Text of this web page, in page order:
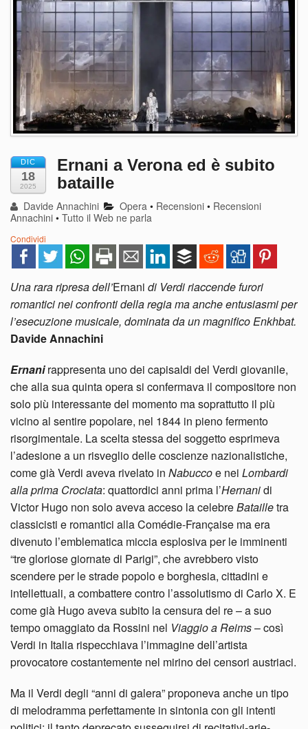
DIC
18
2025
Ernani a Verona ed è subito
bataille
Davide Annachini Opera • Recensioni • Recensioni
Annachini • Tutto il Web ne parla
Condividi
Una rara ripresa dell’Ernani di Verdi riaccende furori
romantici nei confronti della regia ma anche entusiasmi per
l’esecuzione musicale, dominata da un magnifico Enkhbat.
Davide Annachini
Ernanirappresenta uno dei capisaldi del Verdi giovanile,
che alla sua quinta opera si confermava il compositore non
solo più interessante del momento ma soprattutto il più
vicino al sentire popolare, nel 1844 in pieno fermento
risorgimentale. La scelta stessa del soggetto esprimeva
l’adesione a un risveglio delle coscienze nazionalistiche,
come già Verdi aveva rivelato in Nabuccoe nei Lombardi
alla prima Crociata: quattordici anni prima l’Hernanidi
Victor Hugo non solo aveva acceso la celebreBatailletra
classicisti e romantici alla Comédie-Française ma era
divenuto l’emblematica miccia esplosiva per le imminenti
“tre gloriose giornate di Parigi”, che avrebbero visto
scendere per le strade popolo e borghesia, cittadini e
intellettuali, a combattere contro l’assolutismo di Carlo X. E
come già Hugo aveva subito la censura del re – a suo
tempo omaggiato da Rossini nel Viaggio a Reims– così
Verdi in Italia rispecchiava l’immagine dell’artista
provocatore costantemente nel mirino dei censori austriaci.
Ma il Verdi degli “anni di galera” proponeva anche un tipo
di melodramma perfettamente in sintonia con gli intenti